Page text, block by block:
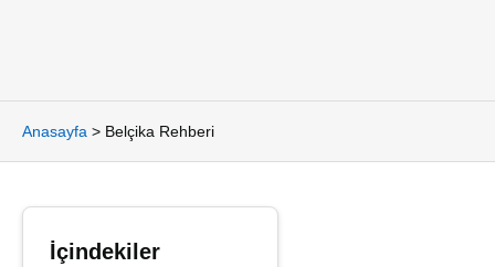
Anasayfa > Belçika Rehberi
İçindekiler